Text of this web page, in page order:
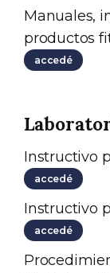
Manuales,
productos
accedé
Instructivo
accedé
Instructivo
accedé